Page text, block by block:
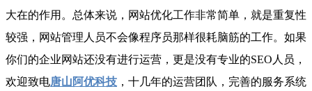
大在的作用。总体来说，网站优化工作非常简单，就是重复性
较强，网站管理人员不会像程序员那样很耗脑筋的工作。如果
你们的企业网站还没有进行运营，更是没有专业的SEO人员，
欢迎致电唐山阿优科技 ，十几年的运营团队，完善的服务系统